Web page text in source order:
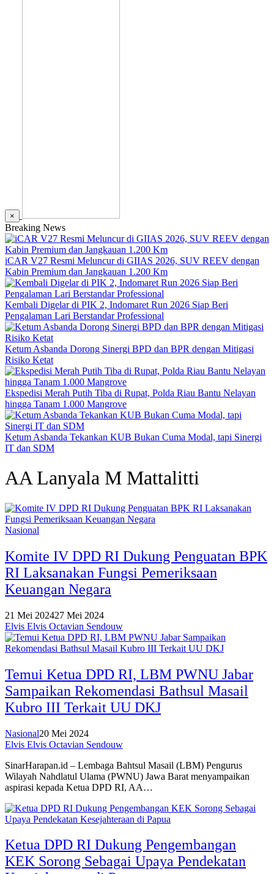
×
Breaking News
iCAR V27 Resmi Meluncur di GIIAS 2026, SUV REEV dengan
Kabin Premium dan Jangkauan 1.200 Km
Kembali Digelar di PIK 2, Indomaret Run 2026 Siap Beri
Pengalaman Lari Berstandar Professional
Ketum Asbanda Dorong Sinergi BPD dan BPR dengan Mitigasi
Risiko Ketat
Ekspedisi Merah Putih Tiba di Rupat, Polda Riau Bantu Nelayan
hingga Tanam 1.000 Mangrove
Ketum Asbanda Tekankan KUB Bukan Cuma Modal, tapi Sinergi
IT dan SDM
AA Lanyala M Mattalitti
Nasional
Komite IV DPD RI Dukung Penguatan BPK
RI Laksanakan Fungsi Pemeriksaan
Keuangan Negara
21 Mei 202427 Mei 2024
Elvis Elvis Octavian Sendouw
Temui Ketua DPD RI, LBM PWNU Jabar
Sampaikan Rekomendasi Bathsul Masail
Kubro III Terkait UU DKJ
Nasional20 Mei 2024
Elvis Elvis Octavian Sendouw
SinarHarapan.id – Lembaga Bahtsul Masail (LBM) Pengurus
Wilayah Nahdlatul Ulama (PWNU) Jawa Barat menyampaikan
aspirasi kepada Ketua DPD RI, AA…
Ketua DPD RI Dukung Pengembangan
KEK Sorong Sebagai Upaya Pendekatan